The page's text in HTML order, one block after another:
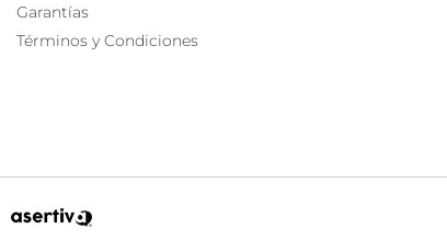
Garantías
Términos y Condiciones